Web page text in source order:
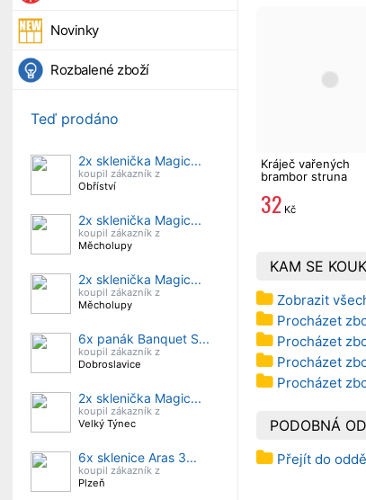
Novinky
Rozbalené zboží
Teď prodáno
2x sklenička Magic...
koupil zákazník z
Obříství
2x sklenička Magic...
koupil zákazník z
Měcholupy
2x sklenička Magic...
koupil zákazník z
Měcholupy
6x panák Banquet S...
koupil zákazník z
Dobroslavice
2x sklenička Magic...
koupil zákazník z
Velký Týnec
6x sklenice Aras 3...
koupil zákazník z
Plzeň
Kráječ vařených
brambor struna
32 Kč
KAM SE
Zobrazit
Procházet
Procházet
Procházet
Procházet
PODOBNÁ
Přejít do